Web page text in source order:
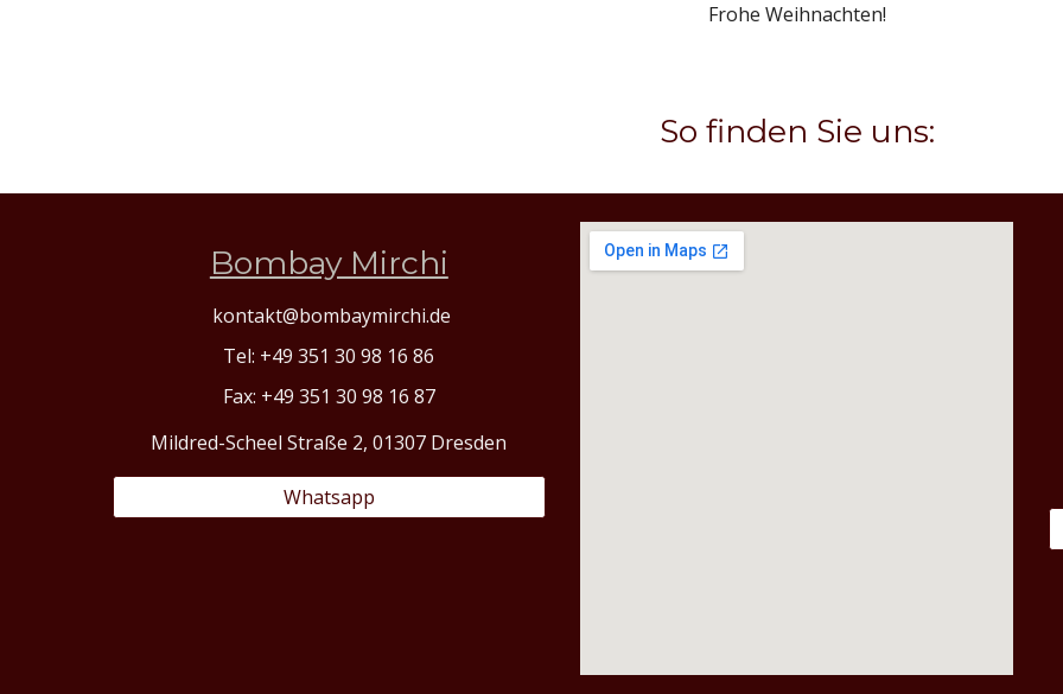
Frohe Weihnachten!
So finden Sie uns:
Bombay Mirchi
kontakt@bombaymirchi.de
Tel: +49 351 30 98 16 86
Fax: +49 351 30 98 16 87
Mildred-Scheel Straße 2, 01307 Dresden
Whatsapp